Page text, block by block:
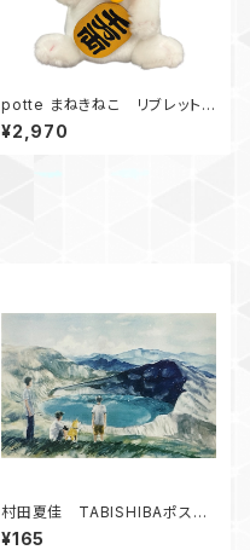
potte まねきねこ リブレット
限定
¥2,970
村田夏佳 TABISHIBAポスト
カード 御釜 C12-PU-79
¥165